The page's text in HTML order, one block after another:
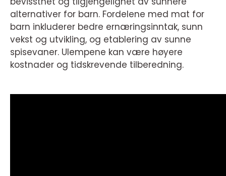
alternativer for barn. Fordelene med mat for
barn inkluderer bedre ernæringsinntak, sunn
vekst og utvikling, og etablering av sunne
spisevaner. Ulempene kan være høyere
kostnader og tidskrevende tilberedning.